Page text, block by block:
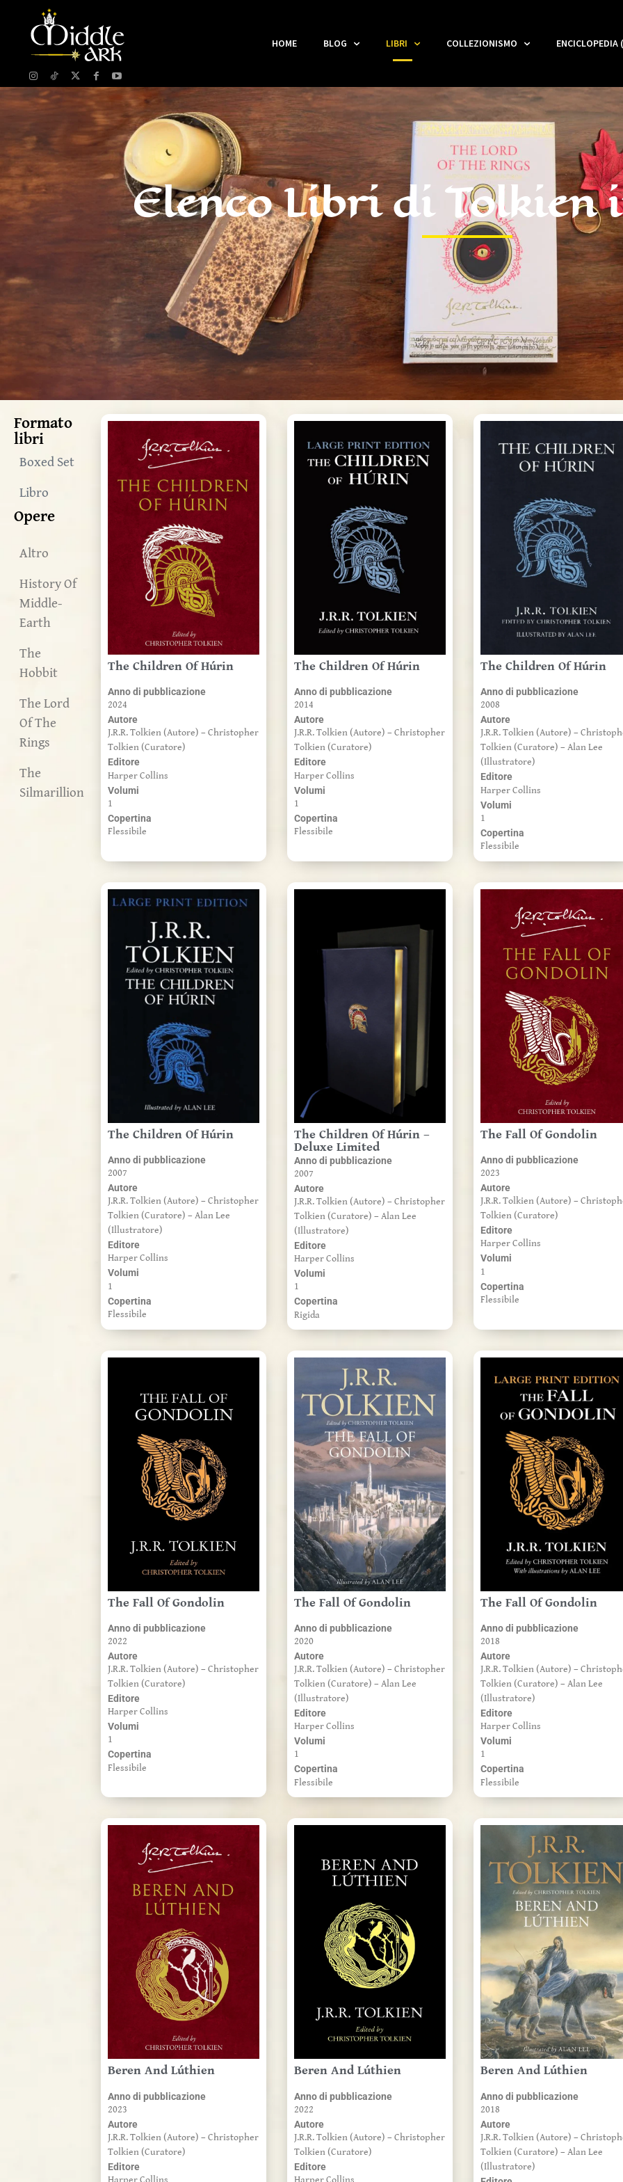
HOME BLOG LIBRI COLLEZIONISMO ENCICLOPEDIA
Elenco Libri di Tolkien
Formato
libri
Boxed Set
Libro
Opere
Altro
History Of
Middle-
Earth
The
Hobbit
The Lord
Of The
Rings
The
Silmarillion
The Children Of Húrin
Anno di pubblicazione
2024
Autore
J.R.R. Tolkien (Autore) – Christopher
Tolkien (Curatore)
Editore
Harper Collins
Volumi
1
Copertina
Flessibile
The Children Of Húrin
Anno di pubblicazione
2014
Autore
J.R.R. Tolkien (Autore) – Christopher
Tolkien (Curatore)
Editore
Harper Collins
Volumi
1
Copertina
Flessibile
The Children Of Húrin
Anno di pubblicazione
2008
Autore
J.R.R. Tolkien (Autore) –
Tolkien (Curatore) – Alan Lee
(Illustratore)
Editore
Harper Collins
Volumi
1
Copertina
Flessibile
The Children Of Húrin
Anno di pubblicazione
2007
Autore
J.R.R. Tolkien (Autore) – Christopher
Tolkien (Curatore) – Alan Lee
(Illustratore)
Editore
Harper Collins
Volumi
1
Copertina
Flessibile
The Children Of Húrin –
Deluxe Limited
Anno di pubblicazione
2007
Autore
J.R.R. Tolkien (Autore) – Christopher
Tolkien (Curatore) – Alan Lee
(Illustratore)
Editore
Harper Collins
Volumi
1
Copertina
Rigida
The Fall Of Gondolin
Anno di pubblicazione
2023
Autore
J.R.R. Tolkien (Autore) –
Tolkien (Curatore)
Editore
Harper Collins
Volumi
1
Copertina
Flessibile
The Fall Of Gondolin
Anno di pubblicazione
2022
Autore
J.R.R. Tolkien (Autore) – Christopher
Tolkien (Curatore)
Editore
Harper Collins
Volumi
1
Copertina
Flessibile
The Fall Of Gondolin
Anno di pubblicazione
2020
Autore
J.R.R. Tolkien (Autore) – Christopher
Tolkien (Curatore) – Alan Lee
(Illustratore)
Editore
Harper Collins
Volumi
1
Copertina
Flessibile
The Fall Of Gondolin
Anno di pubblicazione
2018
Autore
J.R.R. Tolkien (Autore) –
Tolkien (Curatore) – Alan Lee
(Illustratore)
Editore
Harper Collins
Volumi
1
Copertina
Flessibile
Beren And Lúthien
Anno di pubblicazione
2023
Autore
J.R.R. Tolkien (Autore) – Christopher
Tolkien (Curatore)
Editore
Beren And Lúthien
Anno di pubblicazione
2022
Autore
J.R.R. Tolkien (Autore) – Christopher
Tolkien (Curatore)
Editore
Beren And Lúthien
Anno di pubblicazione
2018
Autore
J.R.R. Tolkien (Autore) –
Tolkien (Curatore) – Alan Lee
(Illustratore)